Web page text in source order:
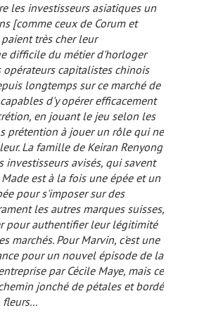
les investisseurs asiatiques un
[comme ceux de Corum et
très cher leur
difficile du métier d'horloger
capitalistes chinois
longtemps sur ce marché de
d'y opérer efficacement
en jouant le jeu selon les
prétention à jouer un rôle qui ne
La famille de Keiran Renyong
investisseurs avisés, qui savent
est à la fois une épéeet un
pour s'imposer sur des
les autres marques suisses,
pour authentifier leur légitimité
marchés. Pour Marvin, c'est une
pour un nouvel épisode de la
par Cécile Maye, mais ce
jonché de pétales et bordé